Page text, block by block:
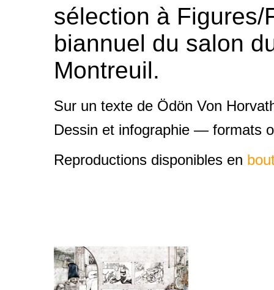
sélection à
biannuel du salon
Montreuil.
Sur un texte de Ödön Von
Dessin et infographie — formats
Reproductions disponibles en